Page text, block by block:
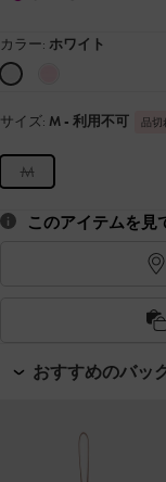
カラー: ホワイト
サイズ: M - 利用不可 品切
M
このアイテムを見
おすすめのバッ